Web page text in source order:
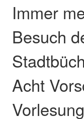
Immer
Besuch
Acht